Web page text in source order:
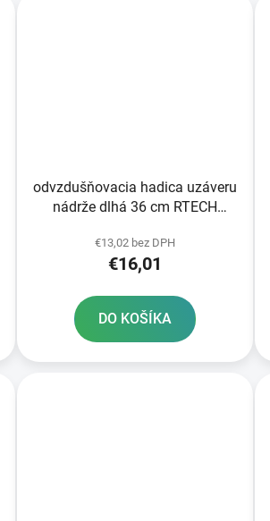
odvzdušňovacia hadica uzáveru
nádrže dlhá 36 cm RTECH
€13,02 bez DPH
€16,01
DO KOŠÍKA